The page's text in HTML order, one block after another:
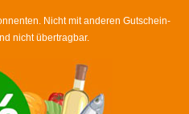
Nicht mit anderen Gutschein-
nicht übertragbar.